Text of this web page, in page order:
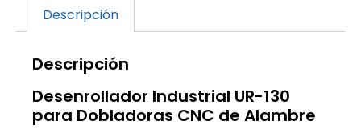
Descripción
Descripción
Desenrollador Industrial UR-130
para Dobladoras CNC de Alambre